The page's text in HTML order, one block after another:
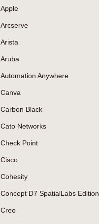
Apple
Arcserve
Arista
Aruba
Automation Anywhere
Canva
Carbon Black
Cato Networks
Check Point
Cisco
Cohesity
Concept D7 SpatialLabs Edition
Creo